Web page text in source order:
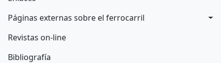
Páginas externas sobre el ferrocarril
Revistas on-line
Bibliografía